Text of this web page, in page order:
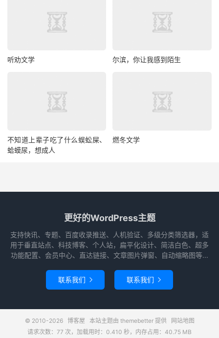
听劝文学 尔滨，你让我感到陌生
不知道上辈子吃了什么蜈蚣屎、
蛤蟆尿，想成人
燃冬文学
更好的WordPress主题
支持快讯、专题、百度收录推送、人机验证、多级分类筛选器，适
用于垂直站点、科技博客、个人站，扁平化设计、简洁白色、超多
功能配置、会员中心、直达链接、文章图片弹窗、自动缩略图等...
联系我们  联系我们 
© 2010-2026 博客屋 本站主题由 themebetter提供
网站地图
请求次数：77 次，加载用时：0.410 秒，内存占用：40.75 MB